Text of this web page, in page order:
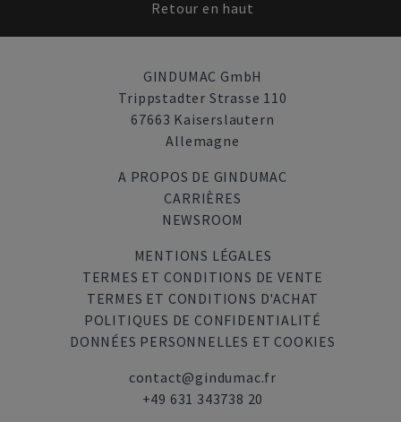
Retour en haut
GINDUMAC GmbH
Trippstadter Strasse 110
67663 Kaiserslautern
Allemagne
A PROPOS DE GINDUMAC
CARRIÈRES
NEWSROOM
MENTIONS LÉGALES
TERMES ET CONDITIONS DE VENTE
TERMES ET CONDITIONS D'ACHAT
POLITIQUES DE CONFIDENTIALITÉ
DONNÉES PERSONNELLES ET COOKIES
contact@gindumac.fr
+49 631 343738 20